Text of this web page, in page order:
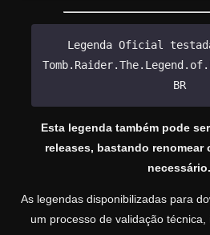
Legenda Oficial
BR
Esta legenda também pode
releases, bastando renomear
necessário.
As legendas disponibilizadas para
um processo de validação